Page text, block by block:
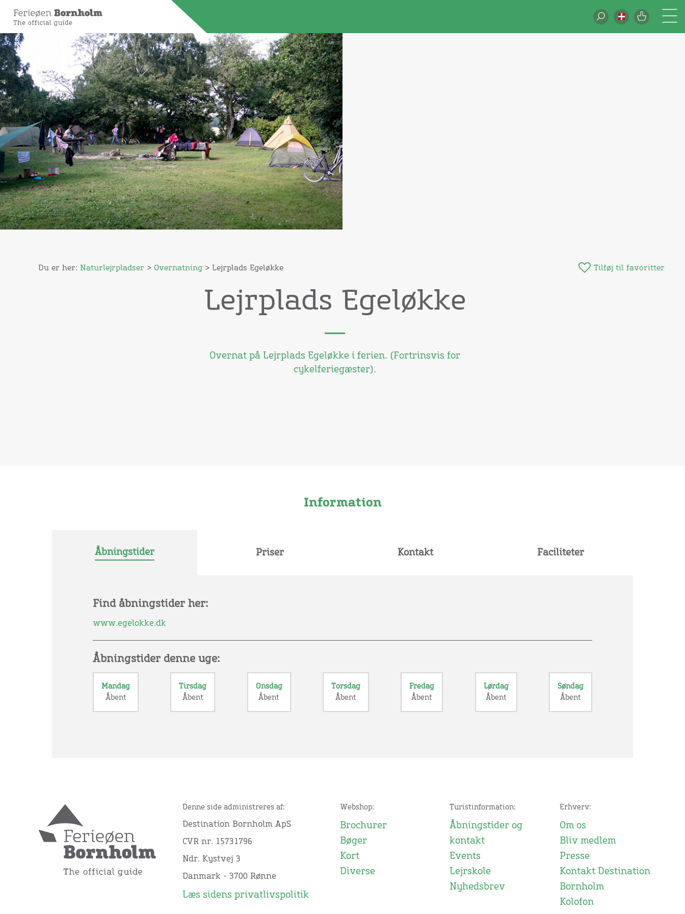
Du er her: Naturlejrpladser > Overnatning > Lejrplads Egeløkke Tilføj til favoritter
Lejrplads Egeløkke
Overnat på Lejrplads Egeløkke i ferien. (Fortrinsvis for
cykelferiegæster).
Information
Åbningstider Priser Kontakt Faciliteter
Find åbningstider her:
www.egelokke.dk
Åbningstider denne uge:
Mandag
Åbent
Tirsdag
Åbent
Onsdag
Åbent
Torsdag
Åbent
Fredag
Åbent
Lørdag
Åbent
Søndag
Åbent
Denne side administreres af:
Destination Bornholm ApS
CVR nr. 15731796
Ndr. Kystvej 3
Danmark - 3700 Rønne
Læs sidens privatlivspolitik
Webshop:
Brochurer
Bøger
Kort
Diverse
Turistinformation:
Åbningstider og
kontakt
Events
Lejrskole
Nyhedsbrev
Erhverv:
Om os
Bliv medlem
Presse
Kontakt Destination
Bornholm
Kolofon